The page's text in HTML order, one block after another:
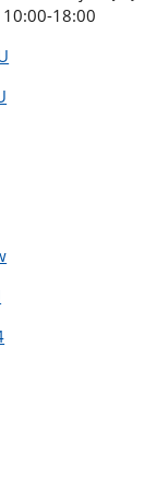
10:00-18:00